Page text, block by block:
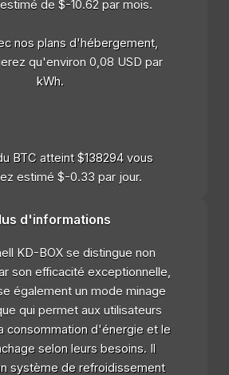
de $-10.62 par mois.
nos plans d'hébergement,
qu'environ 0,08 USD par
kWh.
BTC atteint $138294 vous
estimé $-0.33 par jour.
d'informations
KD-BOX se distingue non
son efficacité exceptionnelle,
également un mode minage
qui permet aux utilisateurs
consommation d'énergie et le
selon leurs besoins. Il
système de refroidissement